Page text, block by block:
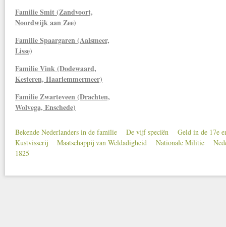
Familie Smit (Zandvoort,
Noordwijk aan Zee)
Familie Spaargaren (Aalsmeer,
Lisse)
Familie Vink (Dodewaard,
Kesteren, Haarlemmermeer)
Familie Zwarteveen (Drachten,
Wolvega, Enschede)
Secondary menu
Bekende Nederlanders in de familie De vijf speciën
Geld in de 17e
Kustvisserij
Maatschappij van Weldadigheid Nationale Militie
1825